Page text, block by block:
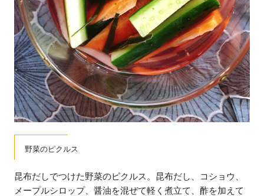
野菜のピクルス
昆布だしでつけた野菜のピクルス。昆布だし、コショウ、
メープルシロップ、醤油を混ぜて軽く煮立て、酢を加えて